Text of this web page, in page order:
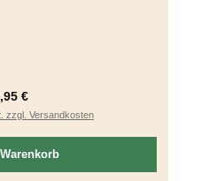
Preis:
€
zzgl. Versandkosten